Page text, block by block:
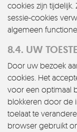
cookies zijn
sessie-cookies
algemeen
8.4. UW
Door uw bezoek
cookies. Het
voor een optimaal
blokkeren door de
toelaat te
browser gebruikt